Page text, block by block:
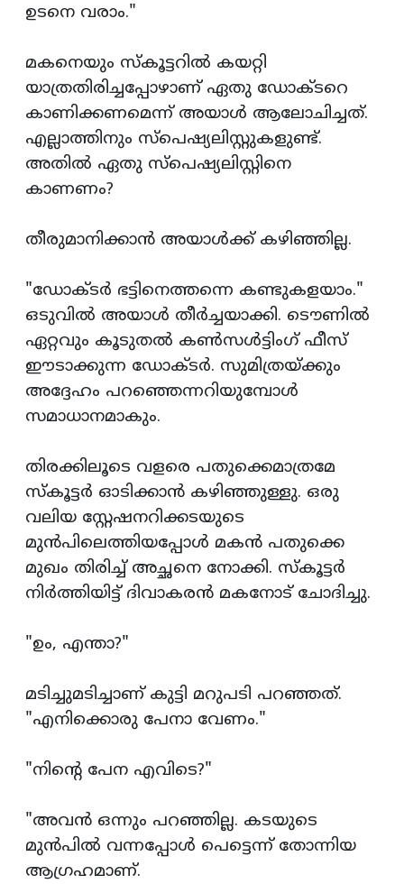
ഉടനെ വരാം."
മകനെയും സ്കൂട്ടറില്‍ കയറ്റി
യാത്രതിരിച്ചപ്പോഴാണ് ഏതു ഡോക്ടറെ
കാണിക്കണമെന്ന് അയാള്‍ ആലോചിച്ചത്.
എല്ലാത്തിനും സ്പെഷ്യലിസ്റ്റുകളുണ്ട്.
അതില്‍ ഏതു സ്പെഷ്യലിസ്റ്റിനെ
കാണണം?
തീരുമാനിക്കാന്‍ അയാള്‍ക്ക്‌ കഴിഞ്ഞില്ല.
"ഡോക്ടര്‍ ഭട്ടിനെത്തന്നെ കണ്ടുകളയാം."
ഒടുവില്‍ അയാള്‍ തീര്‍ച്ചയാക്കി. ടൌണില്‍
ഏറ്റവും കൂടുതല്‍ കണ്‍സള്‍ട്ടിംഗ് ഫീസ്‌
ഈടാക്കുന്ന ഡോക്ടര്‍. സുമിത്രയ്ക്കും
അദ്ദേഹം പറഞ്ഞെന്നറിയുമ്പോള്‍
സമാധാനമാകും.
തിരക്കിലൂടെ വളരെ പതുക്കെമാത്രമേ
സ്കൂട്ടര്‍ ഓടിക്കാന്‍ കഴിഞ്ഞുള്ളു. ഒരു
വലിയ സ്റ്റേഷനറിക്കടയുടെ
മുന്‍പിലെത്തിയപ്പോള്‍ മകന്‍ പതുക്കെ
മുഖം തിരിച്ച് അച്ഛനെ നോക്കി. സ്കൂട്ടര്‍
നിര്‍ത്തിയിട്ട് ദിവാകരന്‍ മകനോട്‌ ചോദിച്ചു.
"ഉം, എന്താ?"
മടിച്ചുമടിച്ചാണ്‌ കുട്ടി മറുപടി പറഞ്ഞത്.
"എനിക്കൊരു പേനാ വേണം."
"നിന്‍റെ പേന എവിടെ?"
"അവന്‍ ഒന്നും പറഞ്ഞില്ല. കടയുടെ
മുന്‍പില്‍ വന്നപ്പോള്‍ പെട്ടെന്ന് തോന്നിയ
ആഗ്രഹമാണ്.